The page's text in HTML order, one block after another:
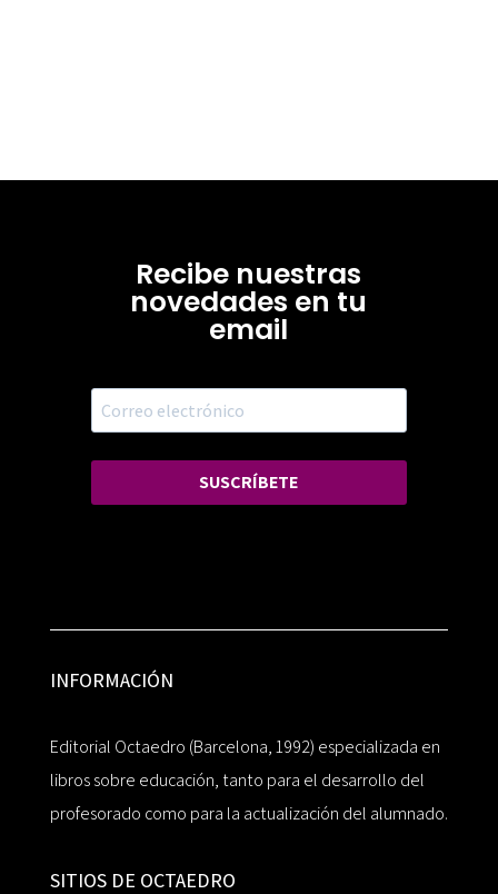
Recibe nuestras
novedades en tu
email
SUSCRÍBETE
INFORMACIÓN
Editorial Octaedro (Barcelona, 1992) especializada en
libros sobre educación, tanto para el desarrollo del
profesorado como para la actualización del alumnado.
SITIOS DE OCTAEDRO